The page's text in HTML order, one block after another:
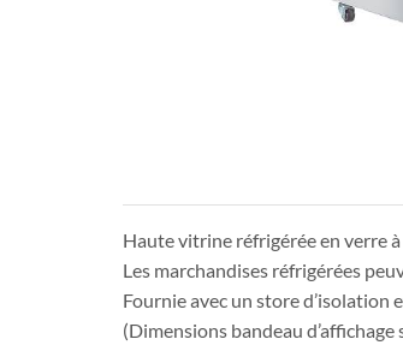
Haute vitrine réfrigérée en verre
Les marchandises réfrigérées
Fournie avec un store
(Dimensions bandeau